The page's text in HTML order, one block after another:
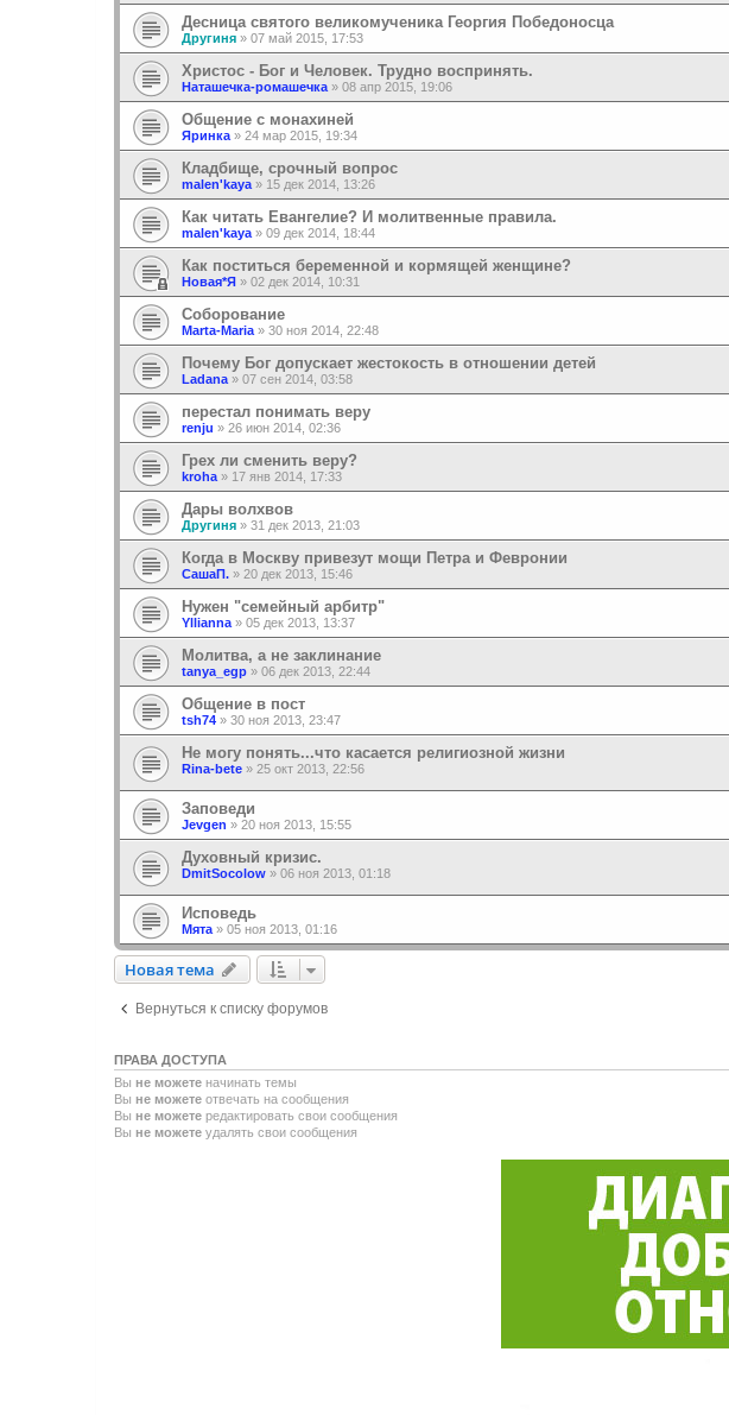
Десница святого великомученика Георгия Победоносца
Другиня » 07 май 2015, 17:53
Христос - Бог и Человек. Трудно воспринять.
Наташечка-ромашечка» 08 апр 2015, 19:06
Общение с монахиней
Яринка» 24 мар 2015, 19:34
Кладбище, срочный вопрос
malen'kaya» 15 дек 2014, 13:26
Как читать Евангелие? И молитвенные правила.
malen'kaya» 09 дек 2014, 18:44
Как поститься беременной и кормящей женщине?
Новая*Я » 02 дек 2014, 10:31
Соборование
Marta-Maria» 30 ноя 2014, 22:48
Почему Бог допускает жестокость в отношении детей
Ladana» 07 сен 2014, 03:58
перестал понимать веру
renju » 26 июн 2014, 02:36
Грех ли сменить веру?
kroha» 17 янв 2014, 17:33
Дары волхвов
Другиня » 31 дек 2013, 21:03
Когда в Москву привезут мощи Петра и Февронии
СашаП. » 20 дек 2013, 15:46
Нужен "семейный арбитр"
Yllianna» 05 дек 2013, 13:37
Молитва, а не заклинание
tanya_egp » 06 дек 2013, 22:44
Общение в пост
tsh74 » 30 ноя 2013, 23:47
Не могу понять...что касается религиозной жизни
Rina-bete » 25 окт 2013, 22:56
Заповеди
Jevgen » 20 ноя 2013, 15:55
Духовный кризис.
DmitSocolow » 06 ноя 2013, 01:18
Исповедь
Мята » 05 ноя 2013, 01:16
Новая тема
Новаятема
Вернуться к списку форумов
ПРАВА ДОСТУПА
Вы не можете начинать темы
Вы не можете отвечать на сообщения
Вы не можете редактировать свои сообщения
Вы не можете удалять свои сообщения